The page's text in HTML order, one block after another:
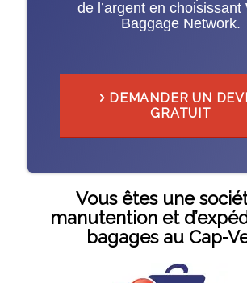
de l’argent en choisissant
Baggage Network.
DEMANDER UN
GRATUIT
Vous êtes une
manutention et
bagages au Cap-